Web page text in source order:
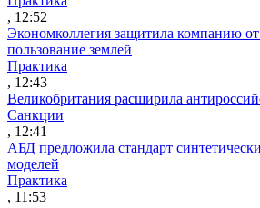
, 12:52
Экономколлегия защитила компанию от
пользование землей
Практика
, 12:43
Великобритания расширила
Санкции
, 12:41
АБД предложила стандарт
моделей
Практика
, 11:53